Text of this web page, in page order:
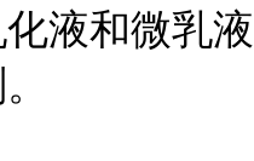
液和微乳